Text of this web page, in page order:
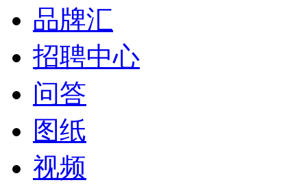
品牌汇
招聘中心
问答
图纸
视频